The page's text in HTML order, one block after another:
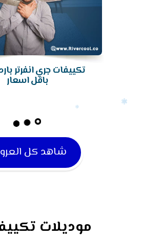
تكييف جري من
الأمثل لأقصى درجات
شاهد كل
موديلات